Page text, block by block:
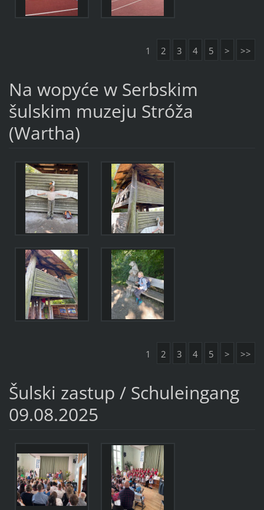
1 2 3 4 5 > >>
Na wopyće w Serbskim
šulskim muzeju Stróža
(Wartha)
1 2 3 4 5 > >>
Šulski zastup / Schuleingang
09.08.2025